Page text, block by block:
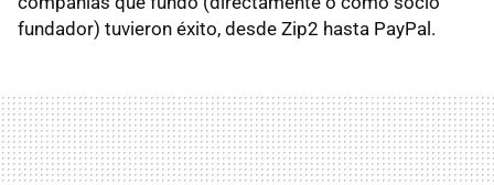
fundador) tuvieron éxito, desde Zip2 hasta PayPal.